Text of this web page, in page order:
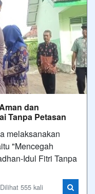
dan
Tanpa Petasan
melaksanakan
"Mencegah
Idul Fitri Tanpa
555 kali